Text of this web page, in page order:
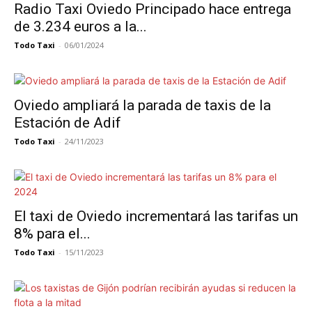
Radio Taxi Oviedo Principado hace entrega
de 3.234 euros a la...
Todo Taxi - 06/01/2024
Oviedo ampliará la parada de taxis de la
Estación de Adif
Todo Taxi - 24/11/2023
El taxi de Oviedo incrementará las tarifas un
8% para el...
Todo Taxi - 15/11/2023